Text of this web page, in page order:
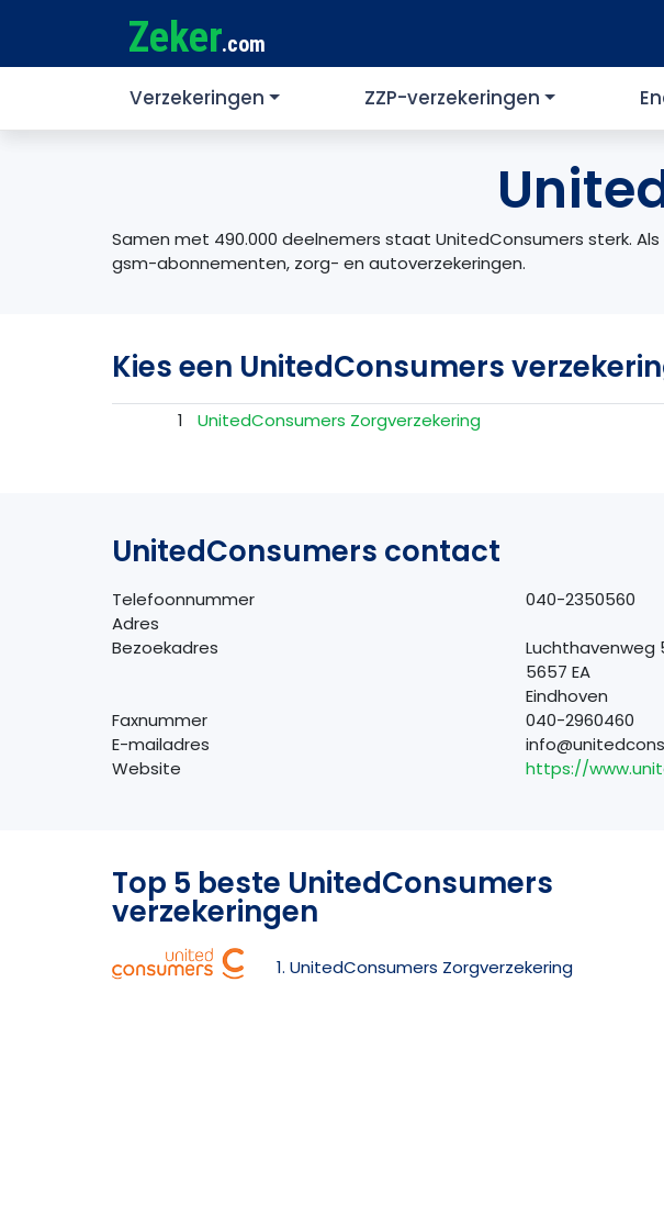
Zeker.com
Verzekeringen ZZP-verzekeringen
Samen met 490.000 deelnemers staat UnitedConsumers sterk.
gsm-abonnementen, zorg- en autoverzekeringen.
Kies een UnitedConsumers
1 UnitedConsumers Zorgverzekering
UnitedConsumers contact
Telefoonnummer
040-2350560
Adres
Bezoekadres
Luchthavenweg
5657 EA
Eindhoven
Faxnummer
040-2960460
E-mailadres
Website
https://
Top 5 beste UnitedConsumers
verzekeringen
1. UnitedConsumers Zorgverzekering